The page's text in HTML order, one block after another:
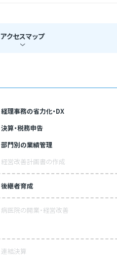
アクセスマップ
経理事務の省力化・DX
決算・税務申告
部門別の業績管理
経営改善計画書の作成
後継者育成
病医院の開業・経営改善
連結決算